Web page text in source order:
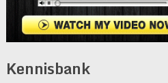
Kennisbank